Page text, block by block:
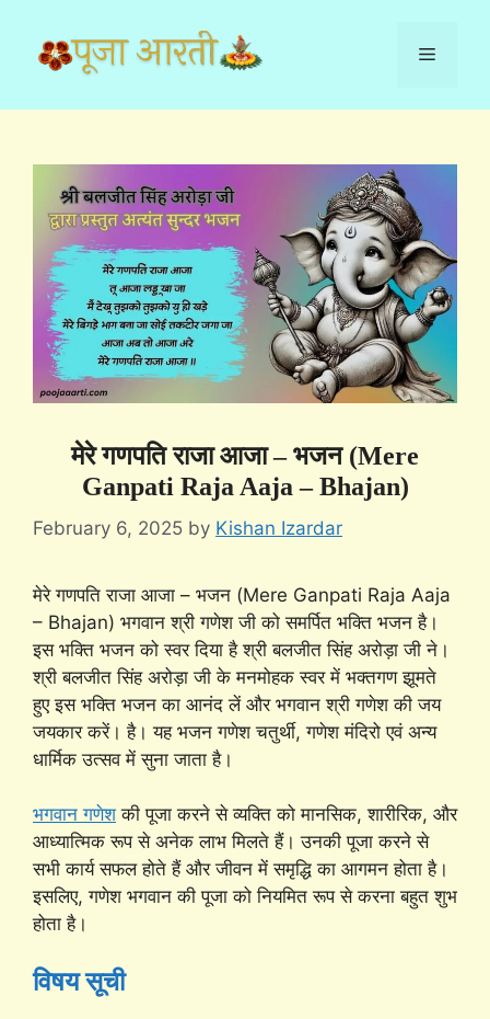
content
Menu
मेरे गणपति राजा आजा – भजन (Mere
Ganpati Raja Aaja – Bhajan)
February 6, 2025 by Kishan Izardar
मेरे गणपति राजा आजा – भजन (Mere Ganpati Raja Aaja
– Bhajan) भगवान श्री गणेश जी को समर्पित भक्ति भजन है।
इस भक्ति भजन को स्वर दिया है श्री बलजीत सिंह अरोड़ा जी ने।
श्री बलजीत सिंह अरोड़ा जी के मनमोहक स्वर में भक्तगण झूमते
हुए इस भक्ति भजन का आनंद लें और भगवान श्री गणेश की जय
जयकार करें। है। यह भजन गणेश चतुर्थी, गणेश मंदिरो एवं अन्य
धार्मिक उत्सव में सुना जाता है।
भगवान गणेशकी पूजा करने से व्यक्ति को मानसिक, शारीरिक, और
आध्यात्मिक रूप से अनेक लाभ मिलते हैं। उनकी पूजा करने से
सभी कार्य सफल होते हैं और जीवन में समृद्धि का आगमन होता है।
इसलिए, गणेश भगवान की पूजा को नियमित रूप से करना बहुत शुभ
होता है।
विषय सूची